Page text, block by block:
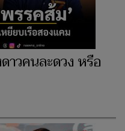
าวคนละดวง หรือ